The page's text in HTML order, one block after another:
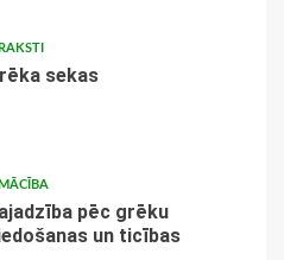
sekas
pēc grēku
un ticības